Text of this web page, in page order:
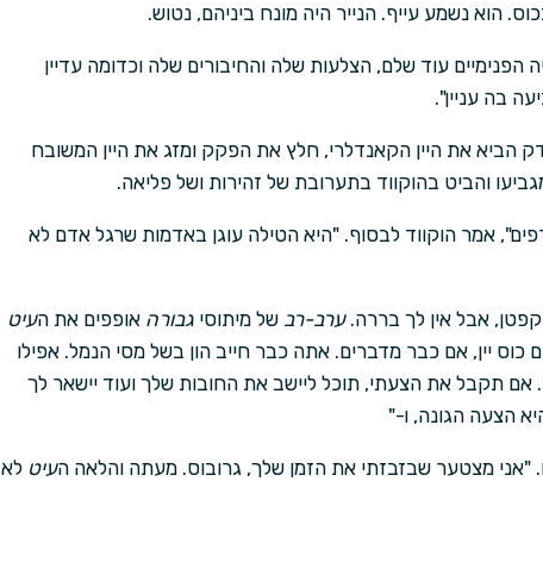
הוא נשמע עייף. הנייר היה מונח ביניהם, נטוש.
עוד שלם, הצלעות שלה והחיבורים שלה וכדומה עדיין
בה עניין".
הביא את היין הקאנדלרי, חלץ את הפקק ומזג את היין המשובח
והביט בהוקווד בתערובת של זהירות ושל פליאה.
אמר הוקווד לבסוף. "היא הטילה עוגן באדמות שרגל אדם לא
אבל אין לך בררה.ערב-רב של מיתוסי גבורה אופפים את העיט
יין, אם כבר מדברים. אתה כבר חייב הון בשל מסי הנמל. אפילו
אם תקבל את הצעתי, תוכל ליישב את החובות שלך ועוד יישאר לך
הצעה הגונה, ו-"
"אני מצטער שבזבזתי את הזמן שלך, גרובוס. מעתה והלאה העיט לא